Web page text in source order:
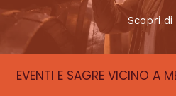
Scopri di
EVENTI E SAGRE VICINO A